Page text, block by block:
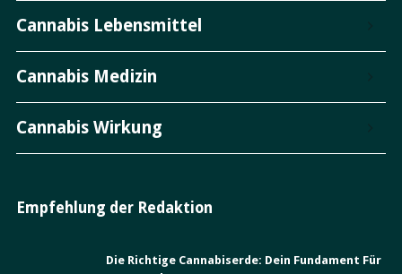
Cannabis Lebensmittel
Cannabis Medizin
Cannabis Wirkung
Empfehlung der Redaktion
Die Richtige Cannabiserde: Dein Fundament Für